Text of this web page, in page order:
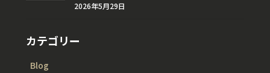
2026年5月29日
カテゴリー
Blog